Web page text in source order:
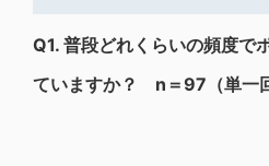
Q1. 普段どれくらいの頻度で
ていますか？ n＝97（単一